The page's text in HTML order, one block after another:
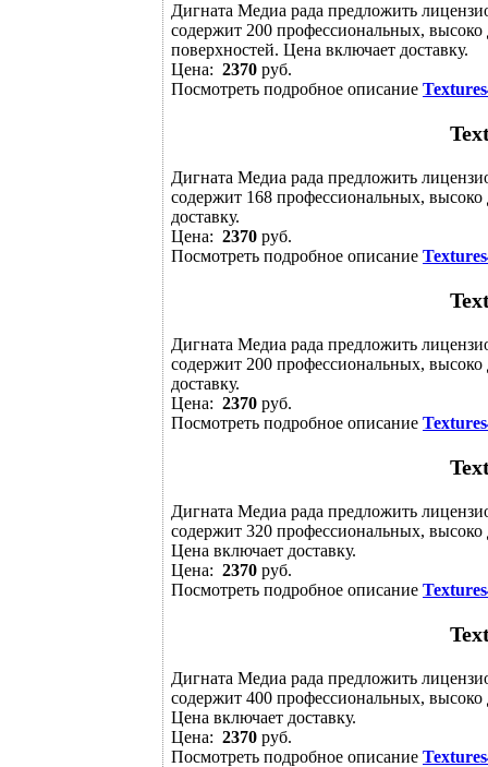
Дигната Медиа рада предложить
содержит 200 профессиональных, высоко
поверхностей. Цена включает доставку.
Цена: 2370 руб.
Посмотреть подробное описание
Дигната Медиа рада предложить
содержит 168 профессиональных,
доставку.
Цена: 2370 руб.
Посмотреть подробное описание
Дигната Медиа рада предложить
содержит 200 профессиональных,
доставку.
Цена: 2370 руб.
Посмотреть подробное описание
Дигната Медиа рада предложить
содержит 320 профессиональных,
Цена включает доставку.
Цена: 2370 руб.
Посмотреть подробное описание
Дигната Медиа рада предложить
содержит 400 профессиональных,
Цена включает доставку.
Цена: 2370 руб.
Посмотреть подробное описание